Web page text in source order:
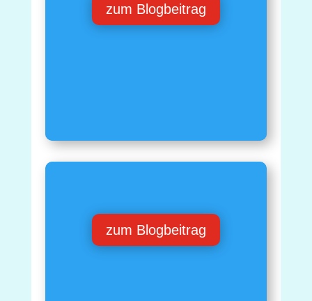
zum Blogbeitrag
zum Blogbeitrag